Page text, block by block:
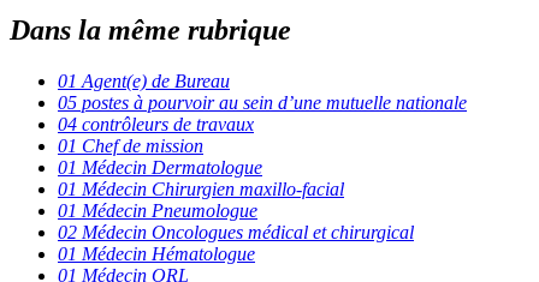
Dans la même rubrique
01 Agent(e) de Bureau
05 postes à pourvoir au sein d’une mutuelle nationale
04 contrôleurs de travaux
01 Chef de mission
01 Médecin Dermatologue
01 Médecin Chirurgien maxillo-facial
01 Médecin Pneumologue
02 Médecin Oncologues médical et chirurgical
01 Médecin Hématologue
01 Médecin ORL